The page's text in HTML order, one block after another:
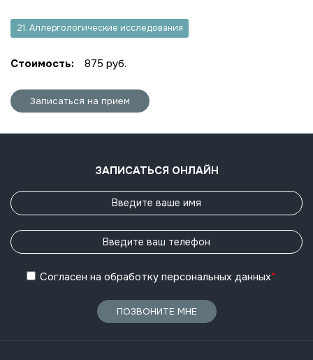
21. Аллергологические исследования
Стоимость: 875 руб.
Записаться на прием
ЗАПИСАТЬСЯ ОНЛАЙН
Согласен на обработку персональных данных*
ПОЗВОНИТЕ МНЕ